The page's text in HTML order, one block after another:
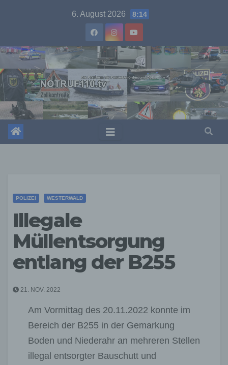
6. August 2026 8:14
POLIZEI WESTERWALD
Illegale
Müllentsorgung
entlang der B255
21. NOV. 2022
Am Vormittag des 20.11.2022 konnte im
Bereich der B255 in der Gemarkung
Boden und Niederahr an mehreren Stellen
illegal entsorgter Bauschutt und